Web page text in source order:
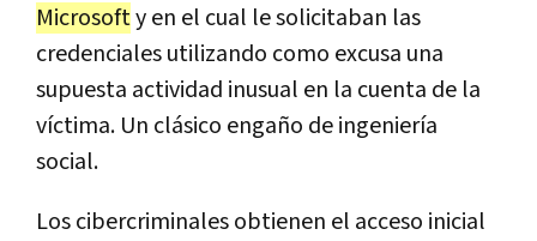
Microsofty en el cual le solicitaban las
credenciales utilizando como excusa una
supuesta actividad inusual en la cuenta de la
víctima. Un clásico engaño de ingeniería
social.
Los cibercriminales obtienen el acceso inicial